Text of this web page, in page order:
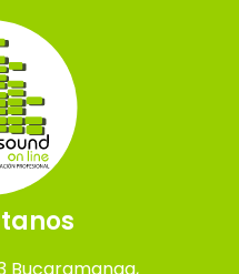
Bucaramanga,